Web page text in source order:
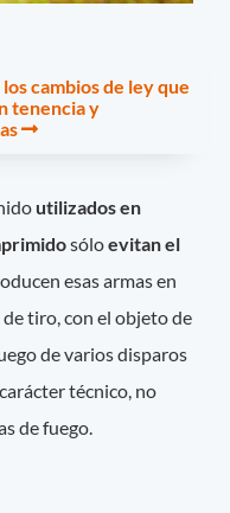
cambios de ley que
tenencia y
utilizados en
sóloevitan el
esas armas en
tiro, con el objeto de
de varios disparos
técnico, no
de fuego.